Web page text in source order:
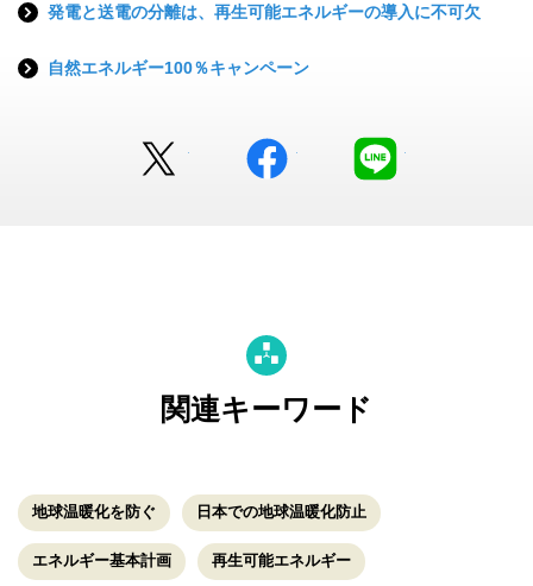
発電と送電の分離は、再生可能エネルギーの導入に不可欠
自然エネルギー100％キャンペーン
facebook
関連キーワード
地球温暖化を防ぐ 日本での地球温暖化防止
エネルギー基本計画 再生可能エネルギー